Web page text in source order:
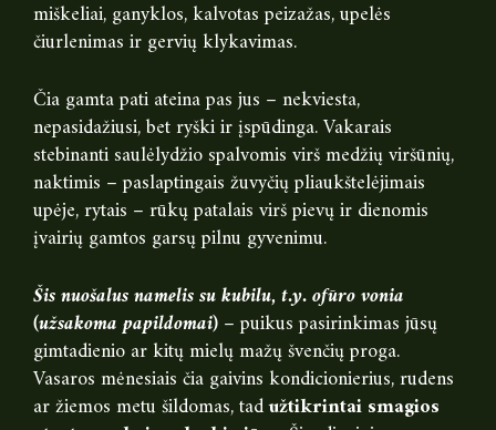
miškeliai, ganyklos, kalvotas peizažas, upelės
čiurlenimas ir gervių klykavimas.
Čia gamta pati ateina pas jus – nekviesta,
nepasidažiusi, bet ryški ir įspūdinga. Vakarais
stebinanti saulėlydžio spalvomis virš medžių viršūnių,
naktimis – paslaptingais žuvyčių pliaukštelėjimais
upėje, rytais – rūkų patalais virš pievų ir dienomis
įvairių gamtos garsų pilnu gyvenimu.
Šis nuošalus namelis su kubilu, t.y. ofūro vonia
(užsakoma papildomai)– puikus pasirinkimas jūsų
gimtadienio ar kitų mielų mažų švenčių proga.
Vasaros mėnesiais čia gaivins kondicionierius, rudens
ar žiemos metu šildomas, tadužtikrintai smagios